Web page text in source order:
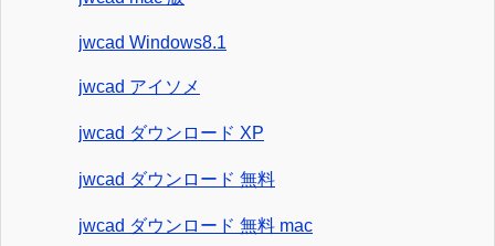
jwcad Windows8.1
jwcad アイソメ
jwcad ダウンロード XP
jwcad ダウンロード 無料
jwcad ダウンロード 無料 mac